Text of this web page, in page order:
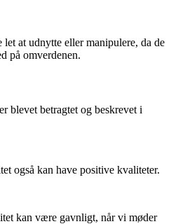
at udnytte eller manipulere, da de
på omverdenen.
blevet betragtet og beskrevet i
også kan have positive kvaliteter.
kan være gavnligt, når vi møder